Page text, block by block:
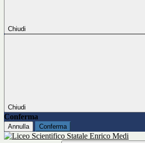
Chiudi
Chiudi
Conferma
Annulla Conferma